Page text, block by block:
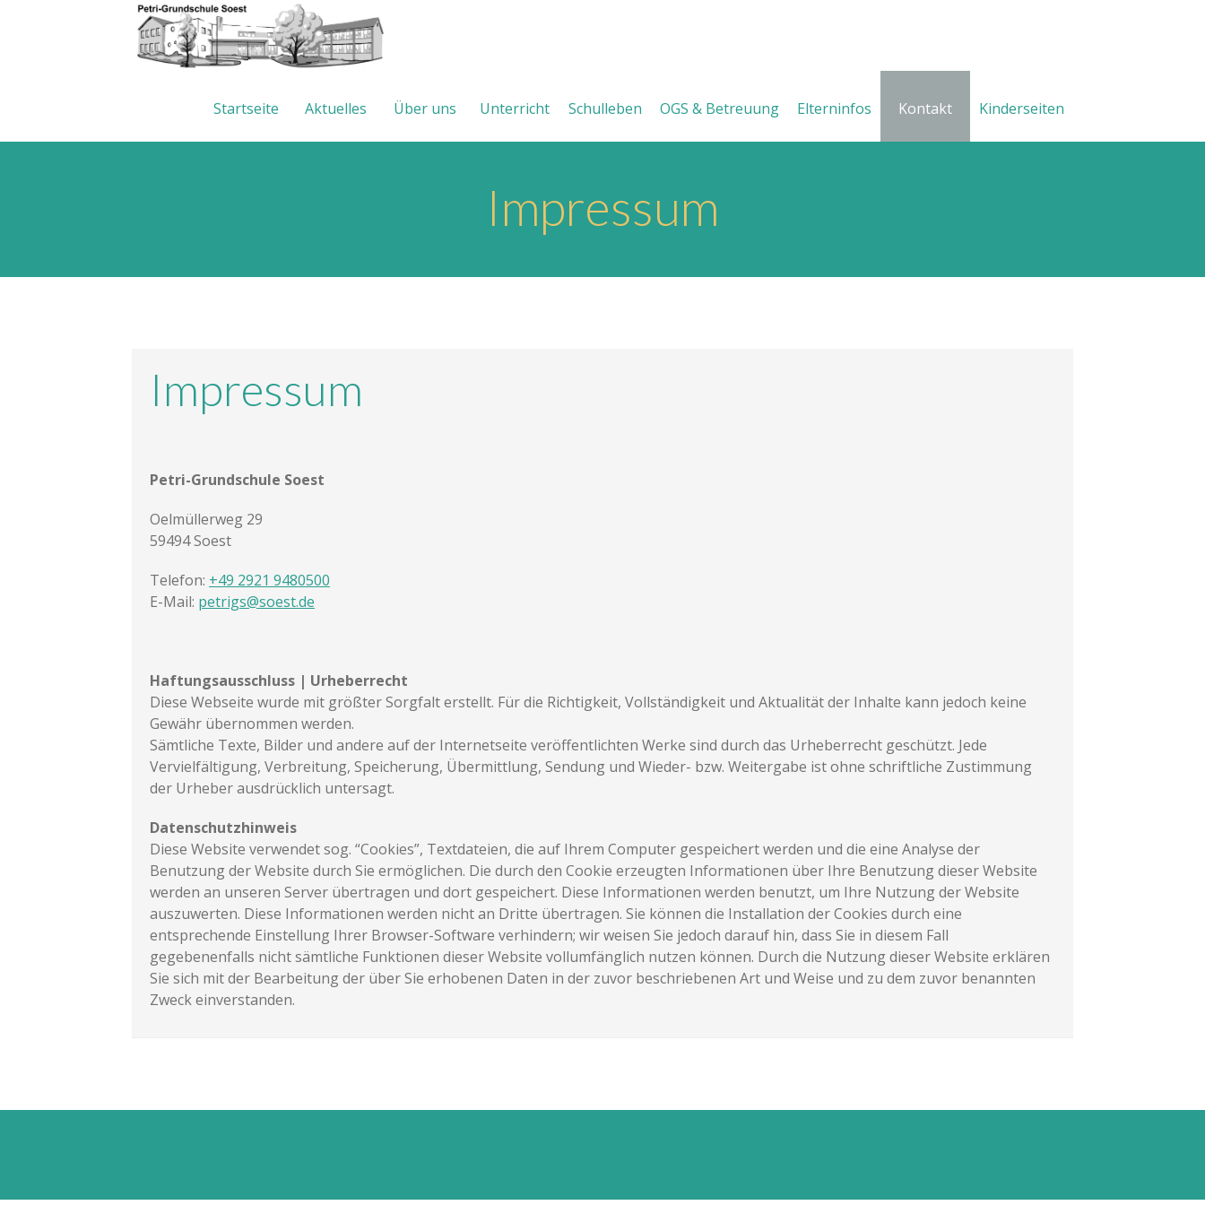
Startseite Aktuelles Über uns Unterricht Schulleben OGS & Betreuung Elterninfos Kontakt Kinderseiten
Impressum
Impressum
Petri-Grundschule Soest
Oelmüllerweg 29
59494 Soest
Telefon: +49 2921 9480500
E-Mail: petrigs@soest.de
Haftungsausschluss | Urheberrecht
Diese Webseite wurde mit größter Sorgfalt erstellt. Für die Richtigkeit, Vollständigkeit und Aktualität der Inhalte kann jedoch keine
Gewähr übernommen werden.
Sämtliche Texte, Bilder und andere auf der Internetseite veröffentlichten Werke sind durch das Urheberrecht geschützt. Jede
Vervielfältigung, Verbreitung, Speicherung, Übermittlung, Sendung und Wieder- bzw. Weitergabe ist ohne schriftliche Zustimmung
der Urheber ausdrücklich untersagt.
Datenschutzhinweis
Diese Website verwendet sog. “Cookies”, Textdateien, die auf Ihrem Computer gespeichert werden und die eine Analyse der
Benutzung der Website durch Sie ermöglichen. Die durch den Cookie erzeugten Informationen über Ihre Benutzung dieser Website
werden an unseren Server übertragen und dort gespeichert. Diese Informationen werden benutzt, um Ihre Nutzung der Website
auszuwerten. Diese Informationen werden nicht an Dritte übertragen. Sie können die Installation der Cookies durch eine
entsprechende Einstellung Ihrer Browser-Software verhindern; wir weisen Sie jedoch darauf hin, dass Sie in diesem Fall
gegebenenfalls nicht sämtliche Funktionen dieser Website vollumfänglich nutzen können. Durch die Nutzung dieser Website erklären
Sie sich mit der Bearbeitung der über Sie erhobenen Daten in der zuvor beschriebenen Art und Weise und zu dem zuvor benannten
Zweck einverstanden.